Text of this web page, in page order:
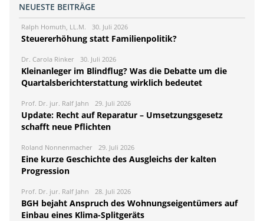
NEUESTE BEITRÄGE
Ralph Homuth, LL.M. 30. Juli 2026
Steuererhöhung statt Familienpolitik?
Dr. Carola Rinker 30. Juli 2026
Kleinanleger im Blindflug? Was die Debatte um die
Quartalsberichterstattung wirklich bedeutet
Prof. Dr. jur. Ralf Jahn 29. Juli 2026
Update: Recht auf Reparatur – Umsetzungsgesetz
schafft neue Pflichten
Roland Nonnenmacher 29. Juli 2026
Eine kurze Geschichte des Ausgleichs der kalten
Progression
Prof. Dr. jur. Ralf Jahn 28. Juli 2026
BGH bejaht Anspruch des Wohnungseigentümers auf
Einbau eines Klima-Splitgeräts